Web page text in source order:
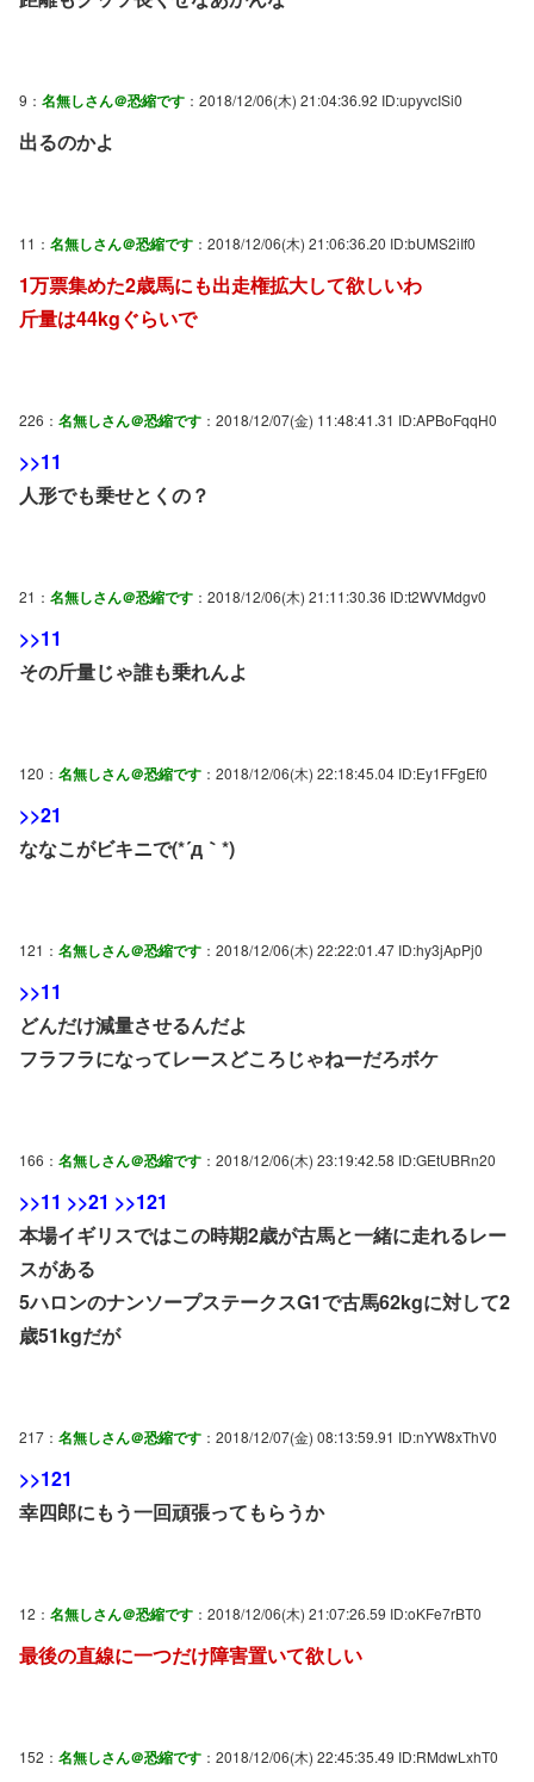
9： 名無しさん＠恐縮です ：2018/12/06(木) 21:04:36.92 ID:upyvcISi0
出るのかよ
11： 名無しさん＠恐縮です ：2018/12/06(木) 21:06:36.20 ID:bUMS2iIf0
1万票集めた2歳馬にも出走権拡大して欲しいわ
斤量は44kgぐらいで
226： 名無しさん＠恐縮です ：2018/12/07(金) 11:48:41.31 ID:APBoFqqH0
>>11
人形でも乗せとくの？
21： 名無しさん＠恐縮です ：2018/12/06(木) 21:11:30.36 ID:t2WVMdgv0
>>11
その斤量じゃ誰も乗れんよ
120： 名無しさん＠恐縮です ：2018/12/06(木) 22:18:45.04 ID:Ey1FFgEf0
>>21
ななこがビキニで(*´д｀*)
121： 名無しさん＠恐縮です ：2018/12/06(木) 22:22:01.47 ID:hy3jApPj0
>>11
どんだけ減量させるんだよ
フラフラになってレースどころじゃねーだろボケ
166： 名無しさん＠恐縮です ：2018/12/06(木) 23:19:42.58 ID:GEtUBRn20
>>11 >>21 >>121
本場イギリスではこの時期2歳が古馬と一緒に走れるレー
スがある
5ハロンのナンソープステークスG1で古馬62kgに対して2
歳51kgだが
217： 名無しさん＠恐縮です ：2018/12/07(金) 08:13:59.91 ID:nYW8xThV0
>>121
幸四郎にもう一回頑張ってもらうか
12： 名無しさん＠恐縮です ：2018/12/06(木) 21:07:26.59 ID:oKFe7rBT0
最後の直線に一つだけ障害置いて欲しい
152： 名無しさん＠恐縮です ：2018/12/06(木) 22:45:35.49 ID:RMdwLxhT0